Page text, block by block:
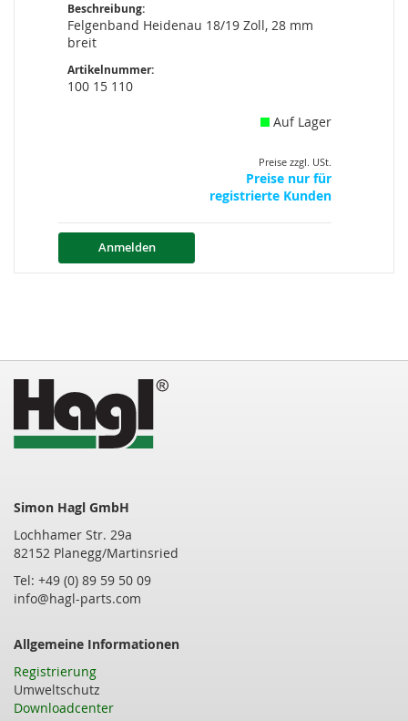
Beschreibung:
Felgenband Heidenau 18/19 Zoll, 28 mm
breit
Artikelnummer:
100 15 110
Auf Lager
Preise zzgl. USt.
Preise nur für
registrierte Kunden
Anmelden
Simon Hagl GmbH
Lochhamer Str. 29a
82152 Planegg/Martinsried
Tel: +49 (0) 89 59 50 09
info@hagl-parts.com
Allgemeine Informationen
Registrierung
Umweltschutz
Downloadcenter